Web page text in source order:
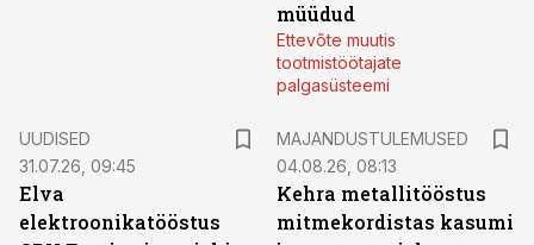
müüdud
Ettevõte muutis
tootmistöötajate
palgasüsteemi
UUDISED
31.07.26, 09:45
Elva
elektroonikatööstus
MAJANDUSTULEMUSED
04.08.26, 08:13
Kehra metallitööstus
mitmekordistas kasumi